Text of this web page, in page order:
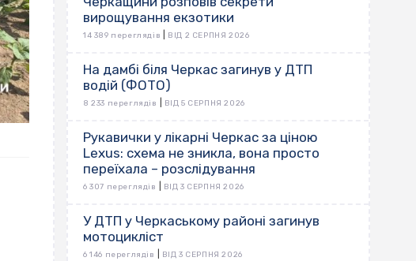
вирощування екзотики
14 389 переглядів ВІД 2 СЕРПНЯ 2026
На дамбі біля Черкас загинув у ДТП
водій (ФОТО)
8 233 переглядів ВІД 5 СЕРПНЯ 2026
Рукавички у лікарні Черкас за ціною
Lexus: схема не зникла, вона просто
переїхала – розслідування
6 307 переглядів ВІД 3 СЕРПНЯ 2026
У ДТП у Черкаському районі загинув
мотоцикліст
6 146 переглядів ВІД 3 СЕРПНЯ 2026